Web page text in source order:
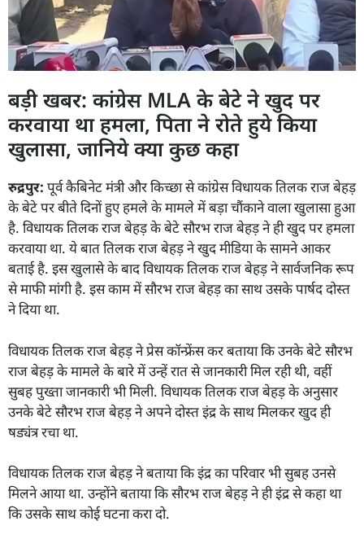
बड़ी खबर: कांग्रेस MLA के बेटे ने खुद पर
करवाया था हमला, पिता ने रोते हुये किया
खुलासा, जानिये क्या कुछ कहा
रुद्रपुर: पूर्व कैबिनेट मंत्री और किच्छा से कांग्रेस विधायक तिलक राज बेहड़
के बेटे पर बीते दिनों हुए हमले के मामले में बड़ा चौंकाने वाला खुलासा हुआ
है. विधायक तिलक राज बेहड़ के बेटे सौरभ राज बेहड़ ने ही खुद पर हमला
करवाया था. ये बात तिलक राज बेहड़ ने खुद मीडिया के सामने आकर
बताई है. इस खुलासे के बाद विधायक तिलक राज बेहड़ ने सार्वजनिक रूप
से माफी मांगी है. इस काम में सौरभ राज बेहड़ का साथ उसके पार्षद दोस्त
ने दिया था.
विधायक तिलक राज बेहड़ ने प्रेस कॉन्फ्रेंस कर बताया कि उनके बेटे सौरभ
राज बेहड़ के मामले के बारे में उन्हें रात से जानकारी मिल रही थी, वहीं
सुबह पुख्ता जानकारी भी मिली. विधायक तिलक राज बेहड़ के अनुसार
उनके बेटे सौरभ राज बेहड़ ने अपने दोस्त इंद्र के साथ मिलकर खुद ही
षड्यंत्र रचा था.
विधायक तिलक राज बेहड़ ने बताया कि इंद्र का परिवार भी सुबह उनसे
मिलने आया था. उन्होंने बताया कि सौरभ राज बेहड़ ने ही इंद्र से कहा था
कि उसके साथ कोई घटना करा दो.